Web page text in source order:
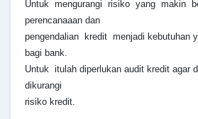
Untuk mengurangi risiko yang makin
perencanaaan dan
pengendalian kredit menjadi kebutuhan
bagi bank.
Untuk itulah diperlukan audit kredit agar
dikurangi
risiko kredit.